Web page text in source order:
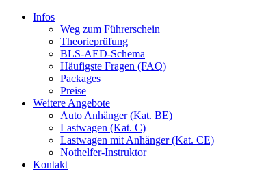
Infos
Weg zum Führerschein
Theorieprüfung
BLS-AED-Schema
Häufigste Fragen (FAQ)
Packages
Preise
Weitere Angebote
Auto Anhänger (Kat. BE)
Lastwagen (Kat. C)
Lastwagen mit Anhänger (Kat. CE)
Nothelfer-Instruktor
Kontakt